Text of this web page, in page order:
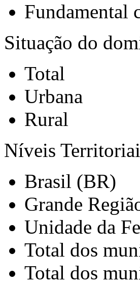
Fundamental
Situação do
Total
Urbana
Rural
Níveis
Brasil (BR)
Grande
Unidade da
Total dos
Total dos